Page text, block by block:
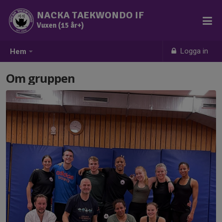
Hem Logga in
NACKA TAEKWONDO IF
Vuxen (15 år+)
Om gruppen